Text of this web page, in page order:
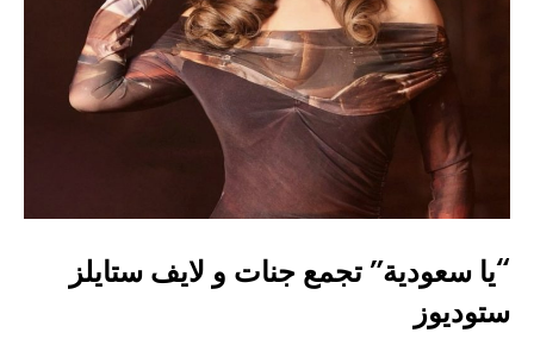
“يا سعودية” تجمع جنات و لايف ستايلز
ستوديوز